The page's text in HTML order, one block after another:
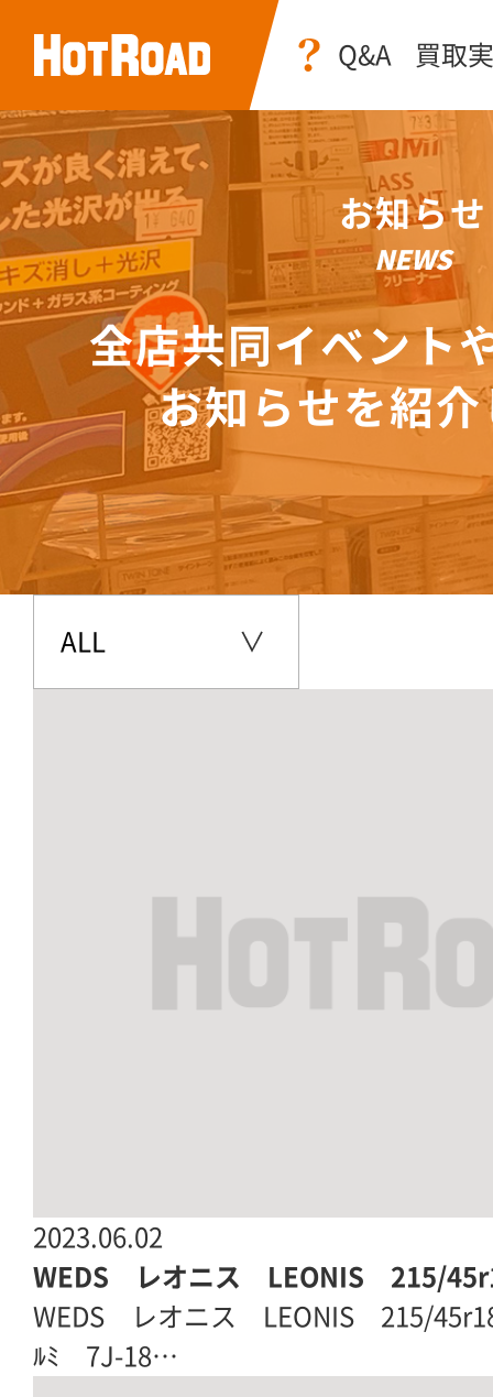
Q&A 買取
お知らせ
NEWS
全店共同イベント
お知らせを紹
2023.06.02
WEDS レオニス LEONIS 215/
WEDS レオニス LEONIS 215/
ﾙﾐ 7J-18…